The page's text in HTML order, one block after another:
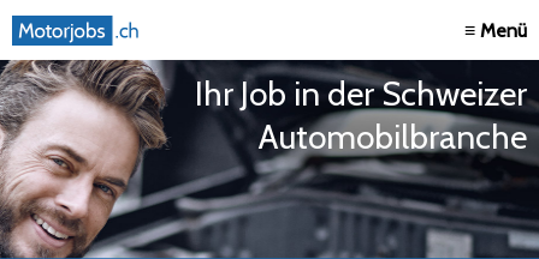
≡ Menü
Ihr Job in der Schweizer
Automobilbranche